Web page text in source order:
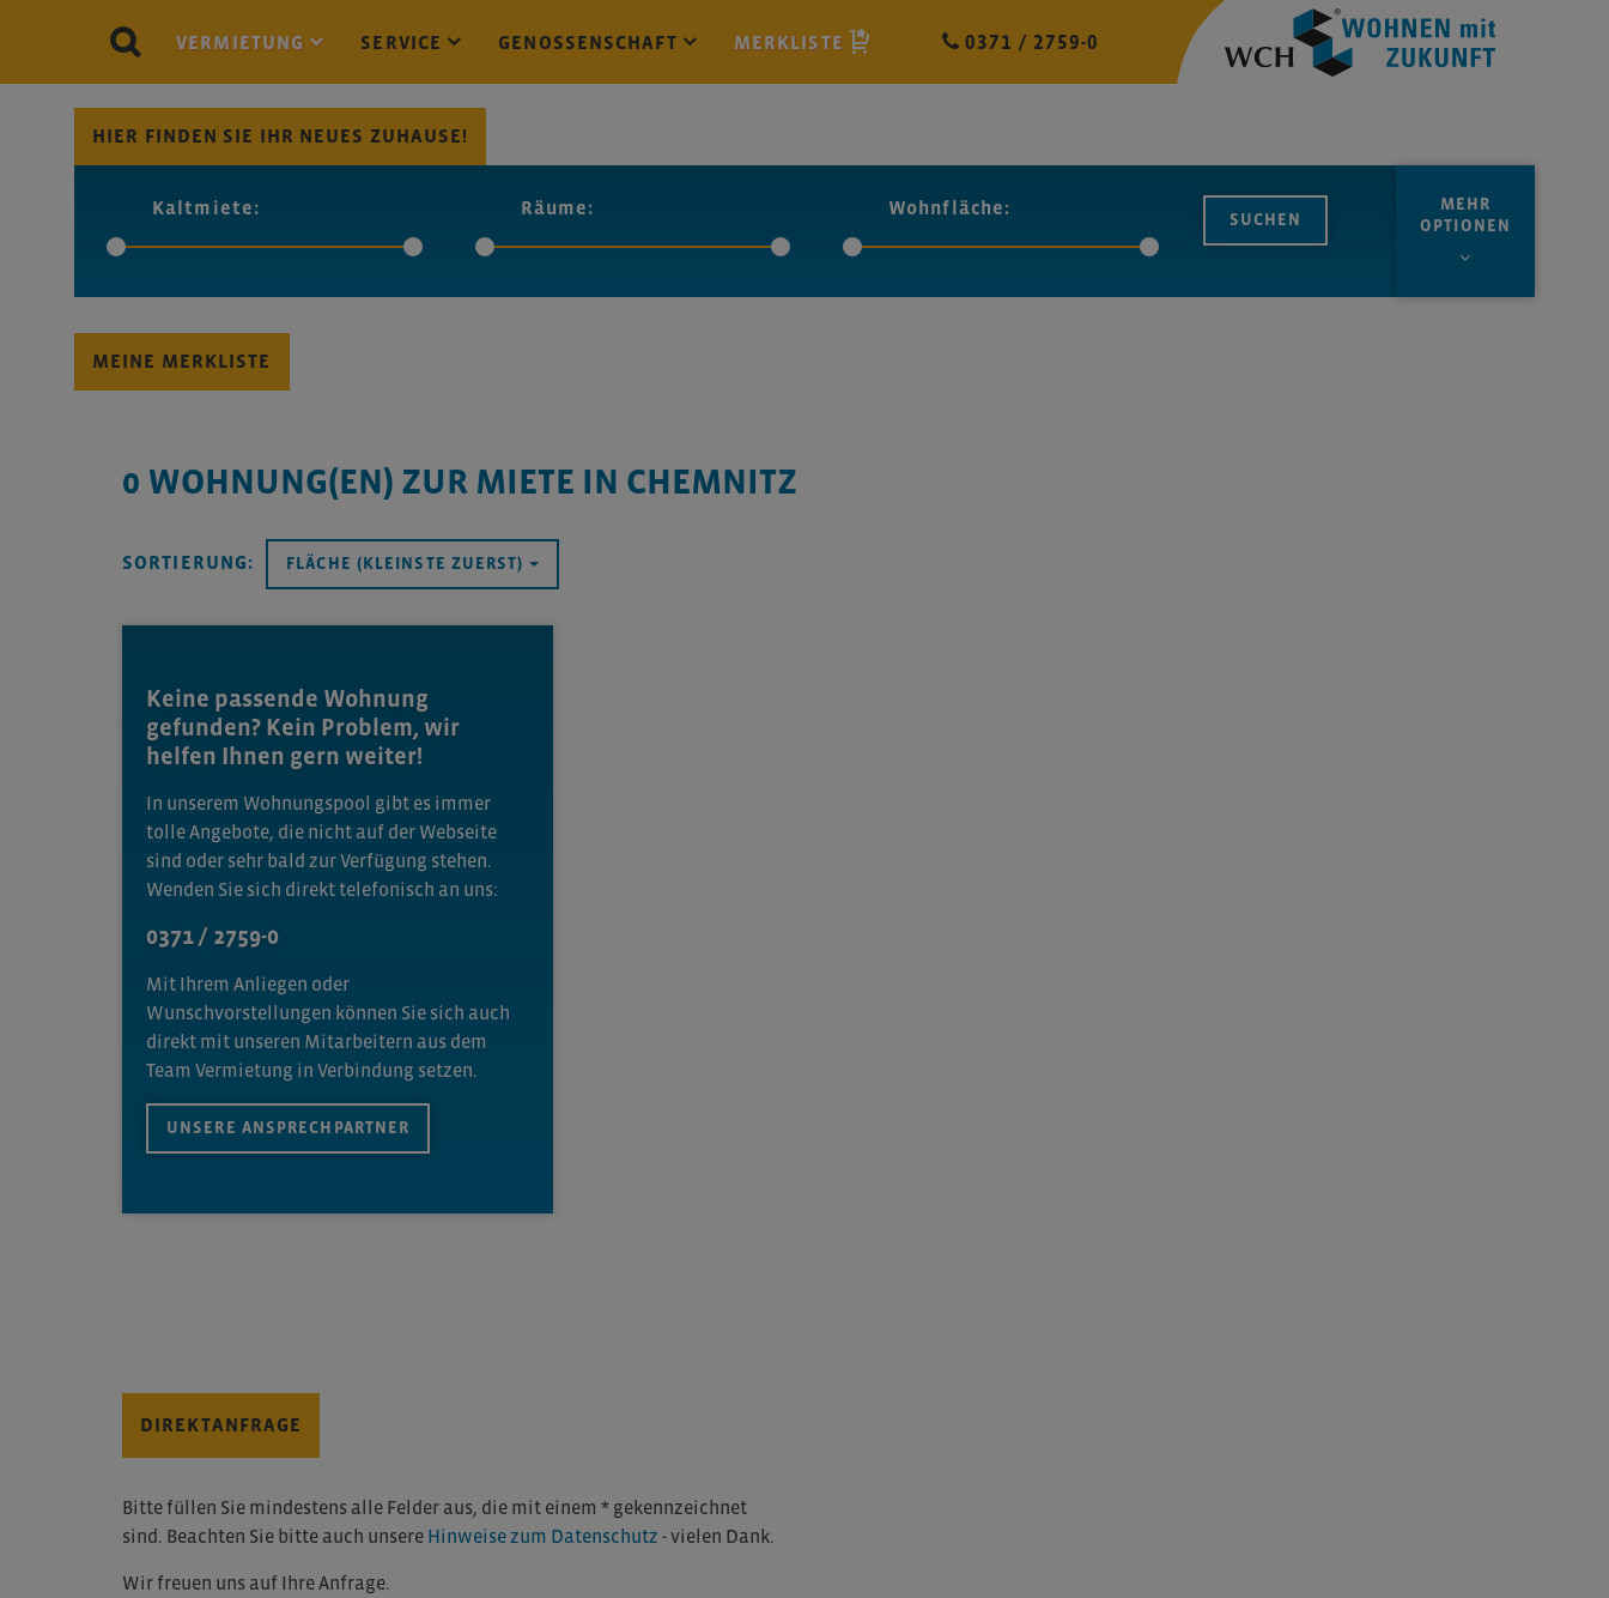
VERMIETUNG SERVICE GENOSSENSCHAFT MERKLISTE 0371 / 2759-0
HIER FINDEN SIE IHR NEUES ZUHAUSE!
Kaltmiete: Räume: Wohnfläche:
MEHR
OPTIONEN
MEINE MERKLISTE
0 WOHNUNG(EN) ZUR MIETE IN CHEMNITZ
SORTIERUNG: FLÄCHE (KLEINSTE ZUERST)
Keine passende Wohnung
gefunden? Kein Problem, wir
helfen Ihnen gern weiter!
In unserem Wohnungspool gibt es immer
tolle Angebote, die nicht auf der Webseite
sind oder sehr bald zur Verfügung stehen.
Wenden Sie sich direkt telefonisch an uns:
0371 / 2759-0
Mit Ihrem Anliegen oder
Wunschvorstellungen können Sie sich auch
direkt mit unseren Mitarbeitern aus dem
Team Vermietung in Verbindung setzen.
UNSERE ANSPRECHPARTNER
DIREKTANFRAGE
Bitte füllen Sie mindestens alle Felder aus, die mit einem * gekennzeichnet
sind. Beachten Sie bitte auch unsere Hinweise zum Datenschutz - vielen Dank.
Wir freuen uns auf Ihre Anfrage.